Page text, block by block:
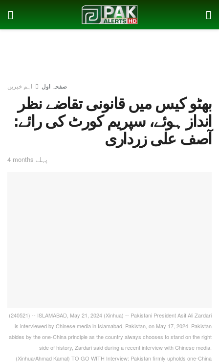
صفحہ اول اہم خبریں
بھٹو کیس میں قانونی تقاضے نظر
انداز ہوئے، سپریم کورٹ کی رائے:
آصف علی زرداری
4 months پہلے
(240521) -- ISLAMABAD, May 21, 2024 (Xinhua) -- Pakistani President Asif Ali Zardari
is interviewed by Chinese media in Islamabad, Pakistan, on May 17, 2024. Pakistan
abides by the one-China principle as the country always chooses to stand on the right
side of history, Zardari said during a recent interview with Chinese media.
(Xinhua/Ahmad Kamal) TO GO WITH Interview: Pakistan firmly upholds one-China